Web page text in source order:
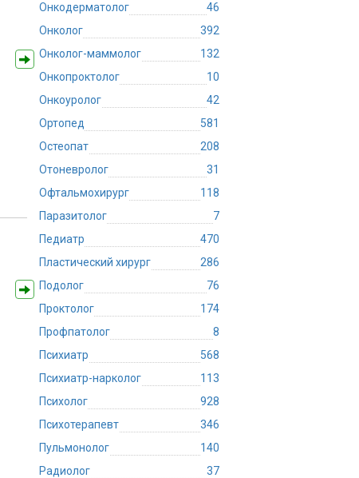
Онкодерматолог
46
Онколог
392
Онколог-маммолог
132
Онкопроктолог
10
Онкоуролог
42
Ортопед
581
Остеопат
208
Отоневролог
31
Офтальмохирург
118
Паразитолог
7
Педиатр
470
Пластический хирург
286
Подолог
76
Проктолог
174
Профпатолог
8
Психиатр
568
Психиатр-нарколог
113
Психолог
928
Психотерапевт
346
Пульмонолог
140
Радиолог
37